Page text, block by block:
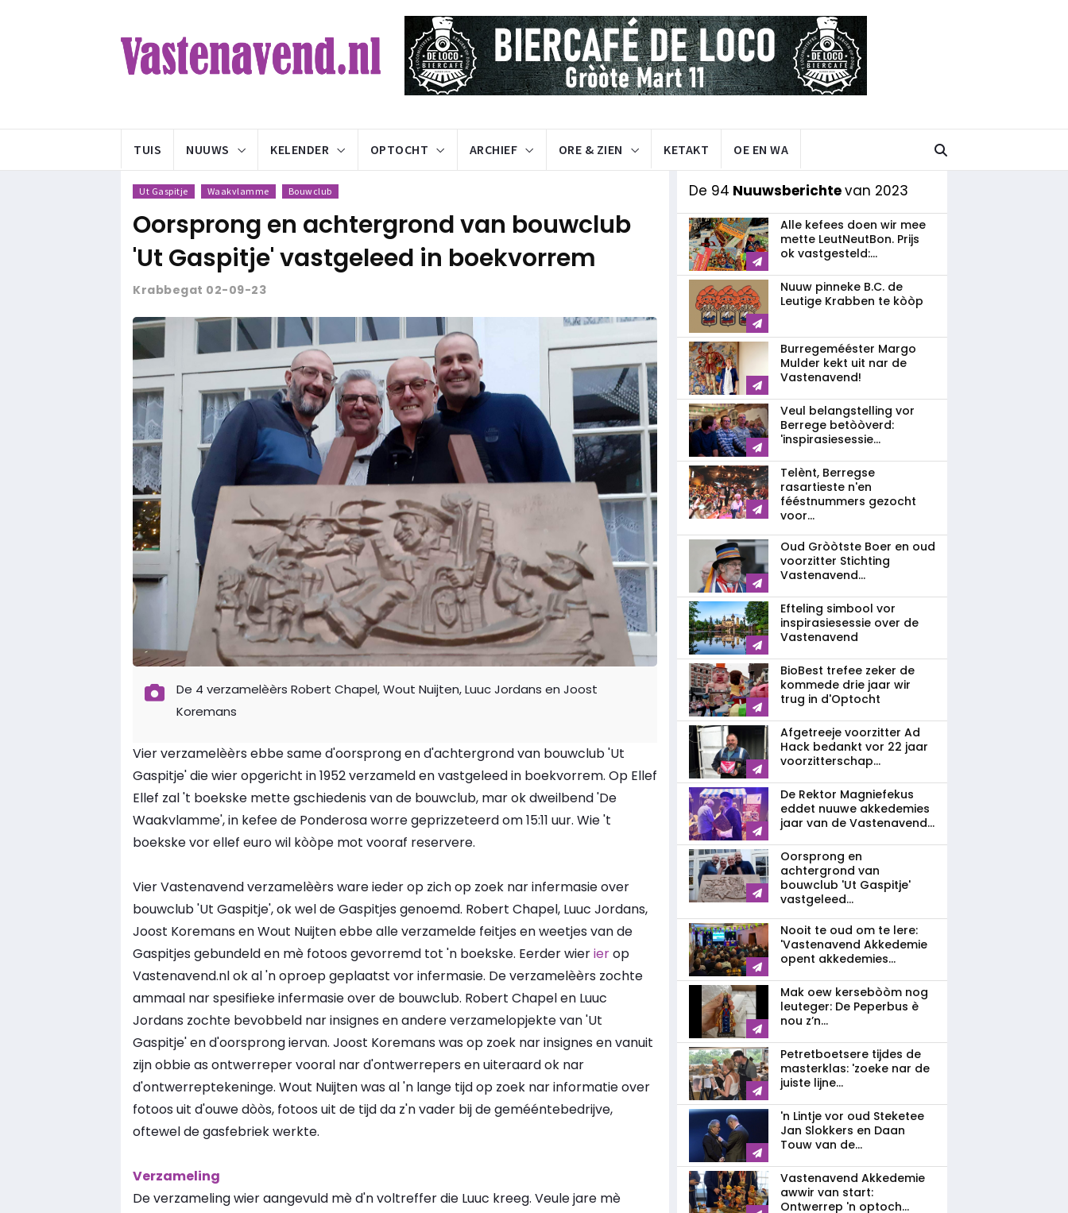
TUIS NUUWS KELENDER OPTOCHT ARCHIEF ORE & ZIEN KETAKT OE EN WA
Ut Gaspitje Waakvlamme Bouwclub
Oorsprong en achtergrond van bouwclub
'Ut Gaspitje' vastgeleed in boekvorrem
Krabbegat 02-09-23
De 4 verzamelèèrs Robert Chapel, Wout Nuijten, Luuc Jordans en Joost
Koremans
Vier verzamelèèrs ebbe same d'oorsprong en d'achtergrond van bouwclub 'Ut
Gaspitje' die wier opgericht in 1952 verzameld en vastgeleed in boekvorrem. Op Ellef
Ellef zal 't boekske mette gschiedenis van de bouwclub, mar ok dweilbend 'De
Waakvlamme', in kefee de Ponderosa worre geprizzeteerd om 15:11 uur. Wie 't
boekske vor ellef euro wil kòòpe mot vooraf reservere.
Vier Vastenavend verzamelèèrs ware ieder op zich op zoek nar infermasie over
bouwclub 'Ut Gaspitje', ok wel de Gaspitjes genoemd. Robert Chapel, Luuc Jordans,
Joost Koremans en Wout Nuijten ebbe alle verzamelde feitjes en weetjes van de
Gaspitjes gebundeld en mè fotoos gevorremd tot 'n boekske. Eerder wierierop
Vastenavend.nl ok al 'n oproep geplaatst vor infermasie. De verzamelèèrs zochte
ammaal nar spesifieke infermasie over de bouwclub. Robert Chapel en Luuc
Jordans zochte bevobbeld nar insignes en andere verzamelopjekte van 'Ut
Gaspitje' en d'oorsprong iervan. Joost Koremans was op zoek nar insignes en vanuit
zijn obbie as ontwerreper vooral nar d'ontwerrepers en uiteraard ok nar
d'ontwerreptekeninge. Wout Nuijten was al 'n lange tijd op zoek nar informatie over
fotoos uit d'ouwe dòòs, fotoos uit de tijd da z'n vader bij de gemééntebedrijve,
oftewel de gasfebriek werkte.
Verzameling
De verzameling wier aangevuld mè d'n voltreffer die Luuc kreeg. Veule jare mè
De 94 Nuuwsberichtevan 2023
Alle kefees doen wir mee
mette LeutNeutBon. Prijs
ok vastgesteld:...
Nuuw pinneke B.C. de
Leutige Krabben te kòòp
Burregemééster Margo
Mulder kekt uit nar de
Vastenavend!
Veul belangstelling vor
Berrege betòòverd:
'inspirasiesessie...
Telènt, Berregse
rasartieste n'en
fééstnummers gezocht
voor...
Oud Gròòtste Boer en oud
voorzitter Stichting
Vastenavend...
Efteling simbool vor
inspirasiesessie over de
Vastenavend
BioBest trefee zeker de
kommede drie jaar wir
trug in d'Optocht
Afgetreeje voorzitter Ad
Hack bedankt vor 22 jaar
voorzitterschap...
De Rektor Magniefekus
eddet nuuwe akkedemies
jaar van de Vastenavend...
Oorsprong en
achtergrond van
bouwclub 'Ut Gaspitje'
vastgeleed...
Nooit te oud om te lere:
'Vastenavend Akkedemie
opent akkedemies...
Mak oew kersebòòm nog
leuteger: De Peperbus è
nou z’n...
Petretboetsere tijdes de
masterklas: 'zoeke nar de
juiste lijne...
'n Lintje vor oud Steketee
Jan Slokkers en Daan
Touw van de...
Vastenavend Akkedemie
awwir van start:
Ontwerrep 'n optoch...